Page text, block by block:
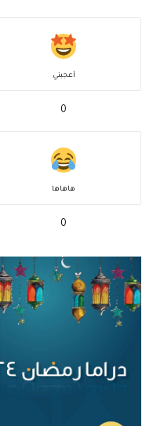
أعجبني
0
هاهاها
0